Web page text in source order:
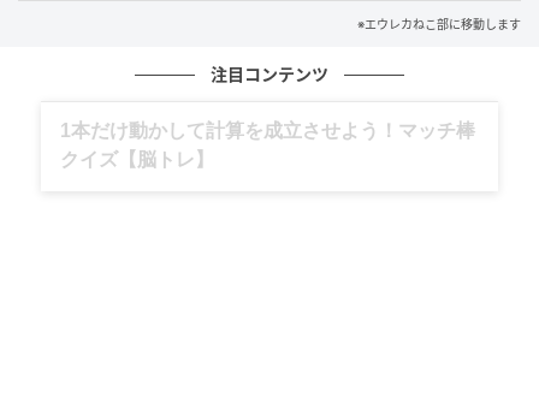
※エウレカねこ部に移動します
注目コンテンツ
グルメ、ギャグ、子育て、旅行記……全部、読
めます。